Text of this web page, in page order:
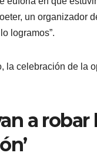
un organizador
logramos”.
la celebración de la
a robar